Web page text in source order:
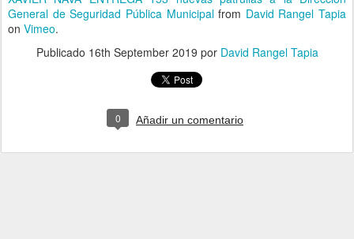
General de Seguridad Pública Municipalfrom David Rangel Tapia
on Vimeo.
Publicado 16th September 2019 por David Rangel Tapia
0 Añadir un comentario